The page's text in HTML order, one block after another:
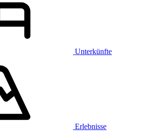
Unterkünfte
Erlebnisse